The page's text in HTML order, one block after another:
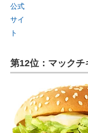
公式
サイ
ト
第12位：マックチ